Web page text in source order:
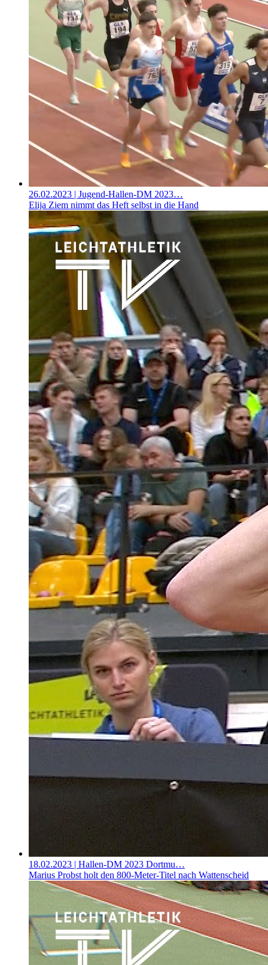
26.02.2023 | Jugend-Hallen-DM 2023…
Elija Ziem nimmt das Heft selbst in die Hand
18.02.2023 | Hallen-DM 2023 Dortmu…
Marius Probst holt den 800-Meter-Titel nach Wattenscheid